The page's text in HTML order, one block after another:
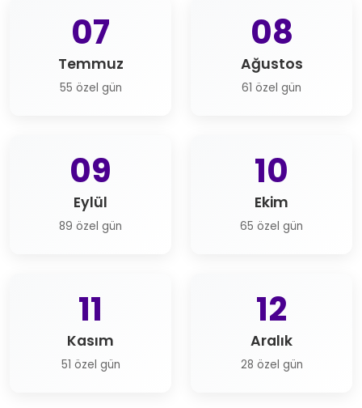
07
Temmuz
55 özel gün
08
Ağustos
61 özel gün
09
Eylül
89 özel gün
10
Ekim
65 özel gün
11
Kasım
51 özel gün
12
Aralık
28 özel gün